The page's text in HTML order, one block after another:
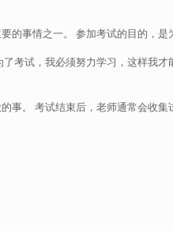
的事情之一。 参加考试的目的，
考试，我必须努力学习，这样我
事。 考试结束后，老师通常会收